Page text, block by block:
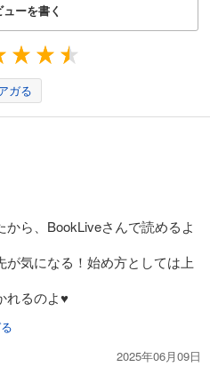
タテヨミ】第14話
試し読み
試し読み
ューを書く
ガる
ら、BookLiveさんで読めるよ
気になる！始め方としては上
れるのよ♥️
2025年06月09日